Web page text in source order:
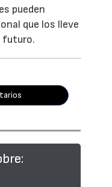
pueden
que los lleve
futuro.